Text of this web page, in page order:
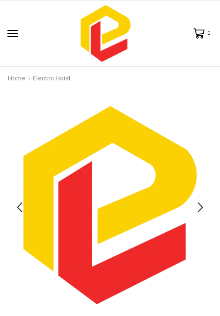
0
Home Electric Hoist